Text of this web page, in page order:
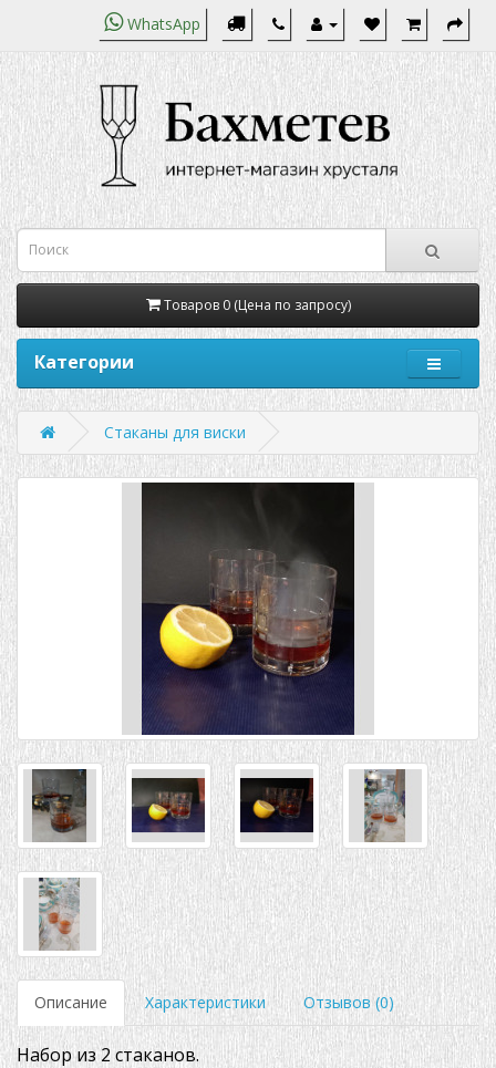
WhatsApp
Товаров 0 (Цена по запросу)
Категории
Стаканы для виски
Описание Характеристики Отзывов (0)
Набор из 2 стаканов.